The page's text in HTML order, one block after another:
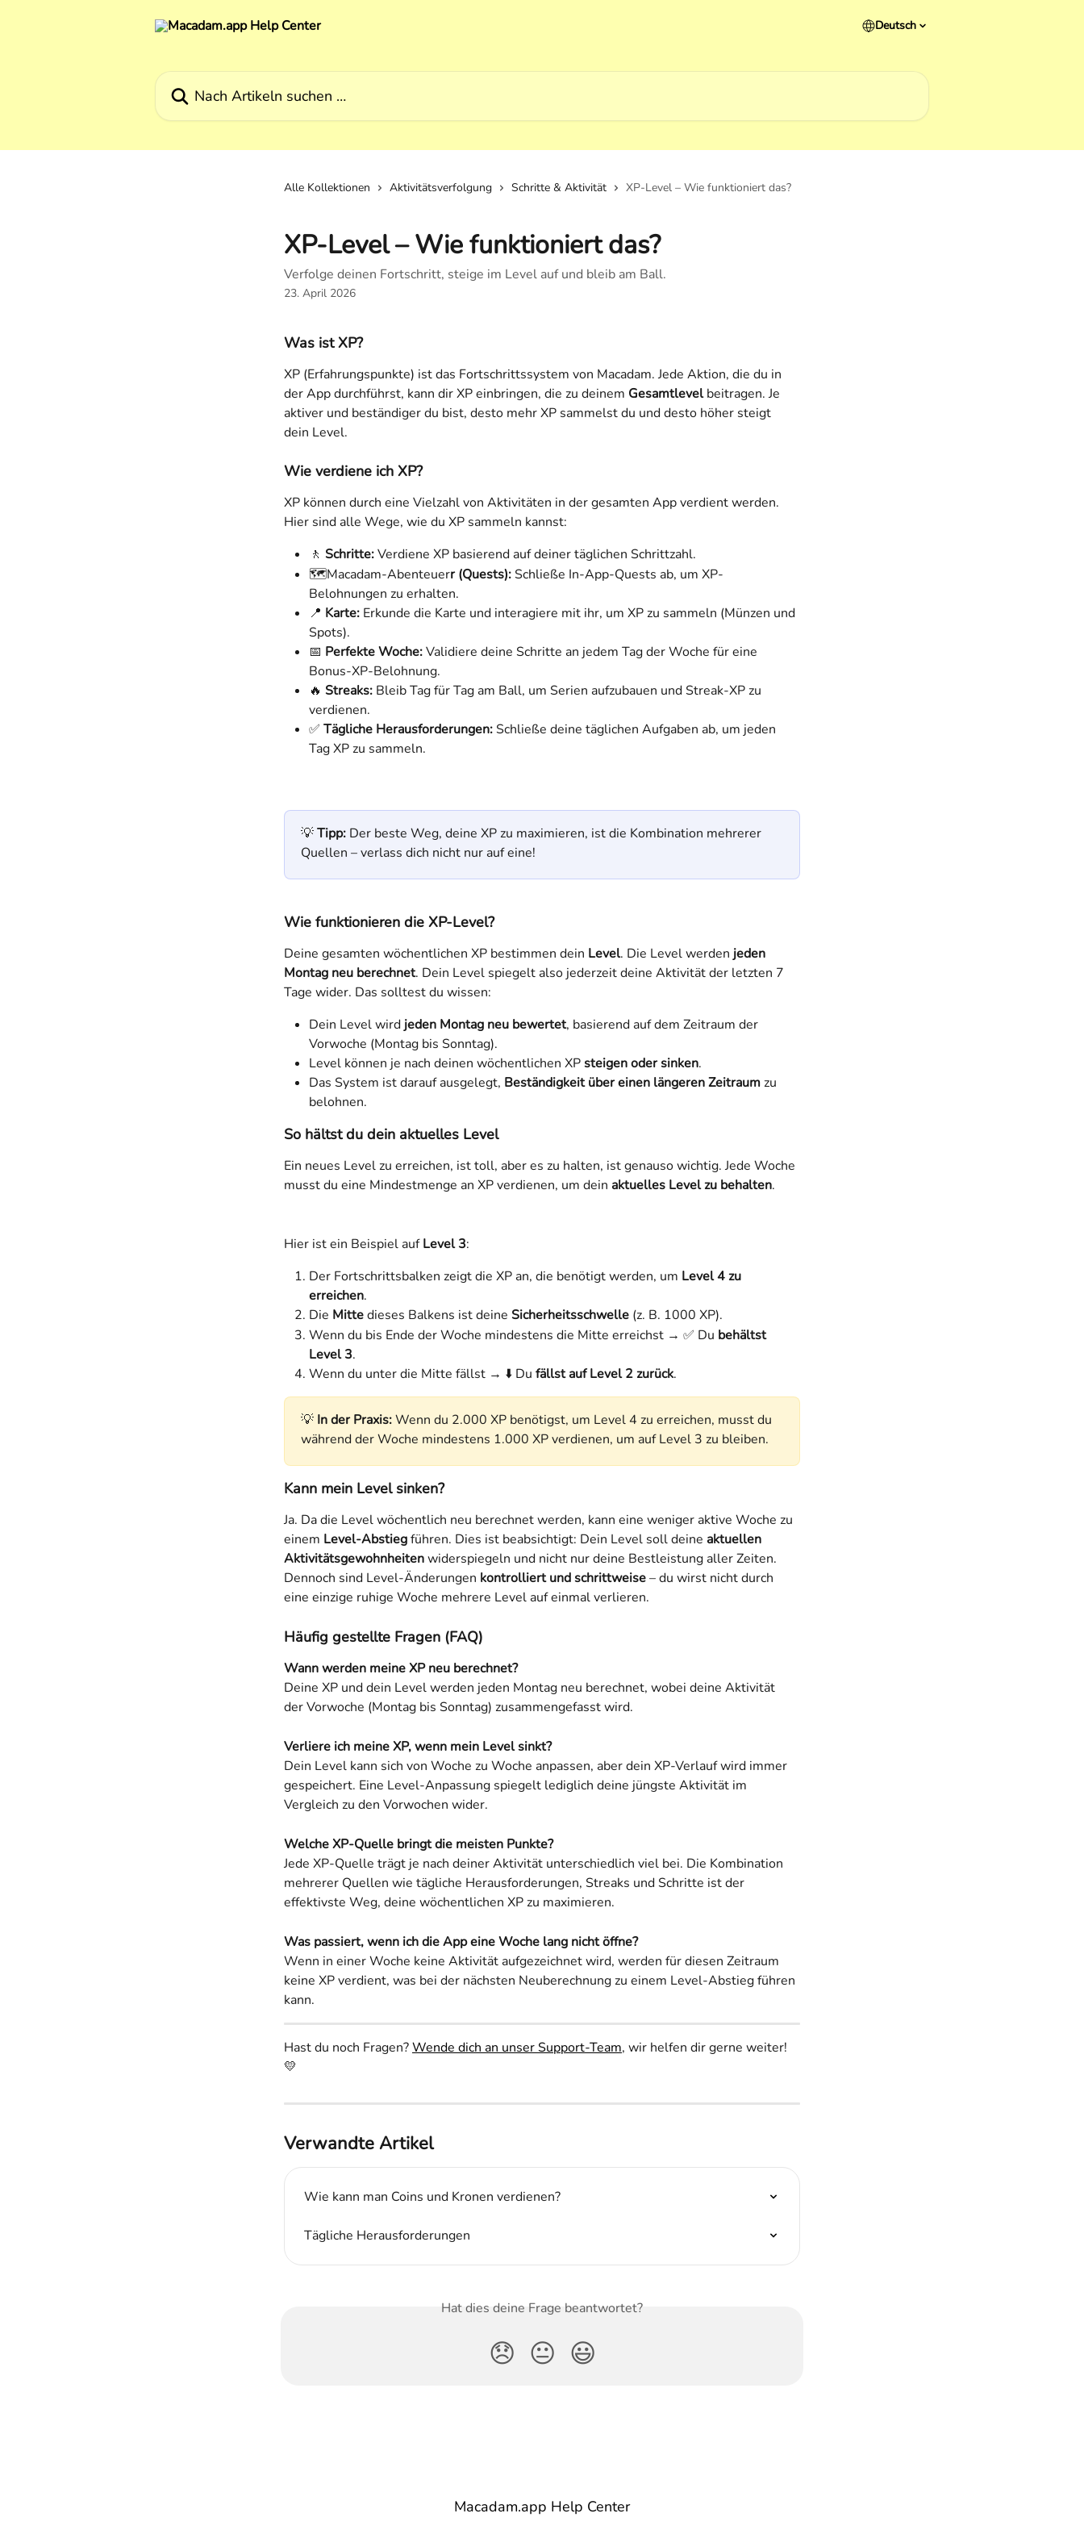
Deutsch
Alle Kollektionen Aktivitätsverfolgung Schritte & Aktivität XP-Level – Wie funktioniert das?
XP-Level – Wie funktioniert das?
Verfolge deinen Fortschritt, steige im Level auf und bleib am Ball.
23. April 2026
Was ist XP?
XP (Erfahrungspunkte) ist das Fortschrittssystem von Macadam. Jede Aktion, die du in
der App durchführst, kann dir XP einbringen, die zu deinem Gesamtlevel beitragen. Je
aktiver und beständiger du bist, desto mehr XP sammelst du und desto höher steigt
dein Level.
Wie verdiene ich XP?
XP können durch eine Vielzahl von Aktivitäten in der gesamten App verdient werden.
Hier sind alle Wege, wie du XP sammeln kannst:
🚶 Schritte: Verdiene XP basierend auf deiner täglichen Schrittzahl.
🗺️Macadam-Abenteuerr (Quests): Schließe In-App-Quests ab, um XP-
Belohnungen zu erhalten.
📍 Karte: Erkunde die Karte und interagiere mit ihr, um XP zu sammeln (Münzen und
Spots).
📅 Perfekte Woche: Validiere deine Schritte an jedem Tag der Woche für eine
Bonus-XP-Belohnung.
🔥 Streaks: Bleib Tag für Tag am Ball, um Serien aufzubauen und Streak-XP zu
verdienen.
✅ Tägliche Herausforderungen: Schließe deine täglichen Aufgaben ab, um jeden
Tag XP zu sammeln.
💡 Tipp: Der beste Weg, deine XP zu maximieren, ist die Kombination mehrerer
Quellen – verlass dich nicht nur auf eine!
Wie funktionieren die XP-Level?
Deine gesamten wöchentlichen XP bestimmen dein Level. Die Level werden jeden
Montag neu berechnet. Dein Level spiegelt also jederzeit deine Aktivität der letzten 7
Tage wider. Das solltest du wissen:
Dein Level wird jeden Montag neu bewertet, basierend auf dem Zeitraum der
Vorwoche (Montag bis Sonntag).
Level können je nach deinen wöchentlichen XP steigen oder sinken.
Das System ist darauf ausgelegt, Beständigkeit über einen längeren Zeitraum zu
belohnen.
So hältst du dein aktuelles Level
Ein neues Level zu erreichen, ist toll, aber es zu halten, ist genauso wichtig. Jede Woche
musst du eine Mindestmenge an XP verdienen, um dein aktuelles Level zu behalten.
Hier ist ein Beispiel auf Level 3:
Der Fortschrittsbalken zeigt die XP an, die benötigt werden, um Level 4 zu
erreichen.
Die Mitte dieses Balkens ist deine Sicherheitsschwelle (z. B. 1000 XP).
Wenn du bis Ende der Woche mindestens die Mitte erreichst → ✅ Du behältst
Level 3.
Wenn du unter die Mitte fällst → ⬇️ Du fällst auf Level 2 zurück.
💡 In der Praxis: Wenn du 2.000 XP benötigst, um Level 4 zu erreichen, musst du
während der Woche mindestens 1.000 XP verdienen, um auf Level 3 zu bleiben.
Kann mein Level sinken?
Ja. Da die Level wöchentlich neu berechnet werden, kann eine weniger aktive Woche zu
einem Level-Abstieg führen. Dies ist beabsichtigt: Dein Level soll deine aktuellen
Aktivitätsgewohnheiten widerspiegeln und nicht nur deine Bestleistung aller Zeiten.
Dennoch sind Level-Änderungen kontrolliert und schrittweise – du wirst nicht durch
eine einzige ruhige Woche mehrere Level auf einmal verlieren.
Häufig gestellte Fragen (FAQ)
Wann werden meine XP neu berechnet?
Deine XP und dein Level werden jeden Montag neu berechnet, wobei deine Aktivität
der Vorwoche (Montag bis Sonntag) zusammengefasst wird.
Verliere ich meine XP, wenn mein Level sinkt?
Dein Level kann sich von Woche zu Woche anpassen, aber dein XP-Verlauf wird immer
gespeichert. Eine Level-Anpassung spiegelt lediglich deine jüngste Aktivität im
Vergleich zu den Vorwochen wider.
Welche XP-Quelle bringt die meisten Punkte?
Jede XP-Quelle trägt je nach deiner Aktivität unterschiedlich viel bei. Die Kombination
mehrerer Quellen wie tägliche Herausforderungen, Streaks und Schritte ist der
effektivste Weg, deine wöchentlichen XP zu maximieren.
Was passiert, wenn ich die App eine Woche lang nicht öffne?
Wenn in einer Woche keine Aktivität aufgezeichnet wird, werden für diesen Zeitraum
keine XP verdient, was bei der nächsten Neuberechnung zu einem Level-Abstieg führen
kann.
Hast du noch Fragen? Wende dich an unser Support-Team, wir helfen dir gerne weiter!
💛
Verwandte Artikel
Wie kann man Coins und Kronen verdienen?
Tägliche Herausforderungen
Hat dies deine Frage beantwortet?
😞 😐 😃
Macadam.app Help Center